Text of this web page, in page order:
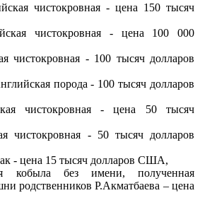
чистокровная - цена 150 тысяч
чистокровная - цена 100 000
чистокровная - 100 тысяч долларов
порода - 100 тысяч долларов
чистокровная - цена 50 тысяч
чистокровная - 50 тысяч долларов
- цена 15 тысяч долларов США,
кобыла без имени, полученная
родственников Р.Акматбаева – цена